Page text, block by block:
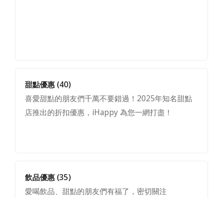
甜點優惠(40)
喜愛甜點的朋友們千萬不要錯過！2025年知名甜點
店推出的折扣優惠，iHappy 為您一網打盡！
飲品優惠 (35)
愛喝飲品、甜點的朋友們有福了，密切關注